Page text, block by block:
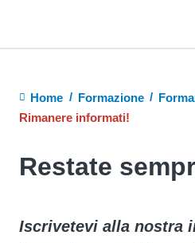
Briciole
di
Home Formazione
Rimanere informati!
Restate
Iscrivetevi alla nostra